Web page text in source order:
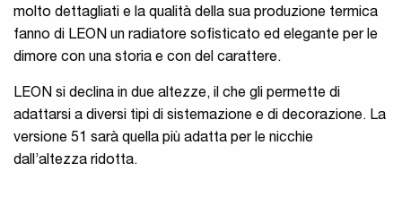
molto dettagliati e la qualità della sua produzione termica
fanno di LEON un radiatore sofisticato ed elegante per le
dimore con una storia e con del carattere.
LEON si declina in due altezze, il che gli permette di
adattarsi a diversi tipi di sistemazione e di decorazione. La
versione 51 sarà quella più adatta per le nicchie
dall’altezza ridotta.